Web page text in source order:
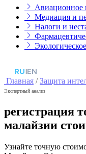
Авиационное
Медиация и
Налоги и
RU|EN
Главная /Защита
Экспертный анализ
регистрация
малайзии
Узнайте точную